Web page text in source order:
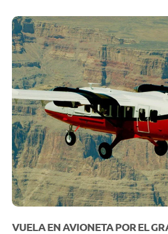
VUELA EN AVIONETA POR EL